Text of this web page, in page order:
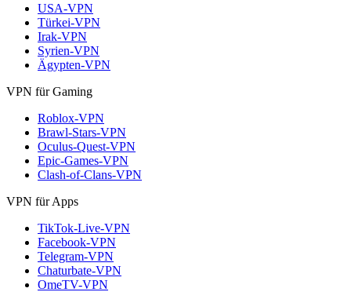
USA-VPN
Türkei-VPN
Irak-VPN
Syrien-VPN
Ägypten-VPN
VPN für Gaming
Roblox-VPN
Brawl-Stars-VPN
Oculus-Quest-VPN
Epic-Games-VPN
Clash-of-Clans-VPN
VPN für Apps
TikTok-Live-VPN
Facebook-VPN
Telegram-VPN
Chaturbate-VPN
OmeTV-VPN